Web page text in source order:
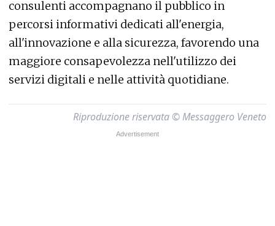
consulenti accompagnano il pubblico in
percorsi informativi dedicati all'energia,
all'innovazione e alla sicurezza, favorendo una
maggiore consapevolezza nell'utilizzo dei
servizi digitali e nelle attività quotidiane.
Riproduzione riservata © Messaggero Veneto